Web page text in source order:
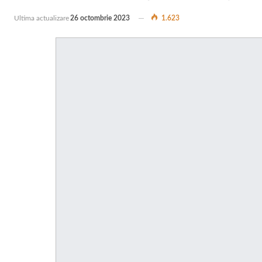
Ultima actualizare26 octombrie 2023 1.623